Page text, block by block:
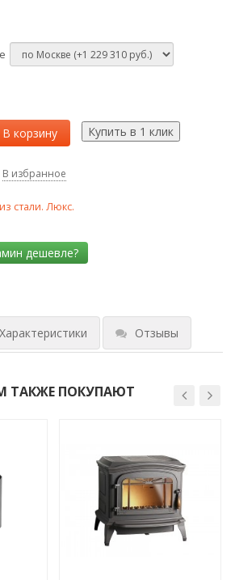
В корзину
В избранное
стали. Люкс.
Характеристики Отзывы
ТАКЖЕ ПОКУПАЮТ